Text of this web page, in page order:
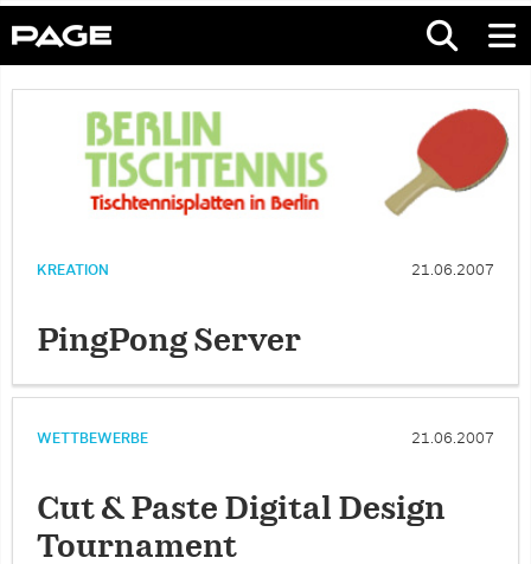
KREATION 21.06.2007
PingPong Server
WETTBEWERBE 21.06.2007
Cut & Paste Digital Design
Tournament